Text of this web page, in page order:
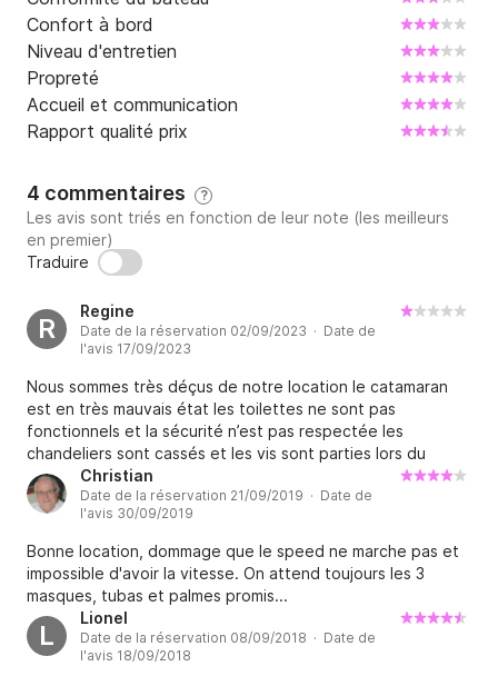
Autres combinaisons de jours : à consulter
Confort à bord
Niveau d'entretien
Propreté
Accueil et communication
Rapport qualité prix
4 commentaires ?
Les avis sont triés en fonction de leur note (les meilleurs
en premier)
Traduire
R
Regine
Date de la réservation 02/09/2023 · Date de
l'avis 17/09/2023
Nous sommes très déçus de notre location le catamaran
est en très mauvais état les toilettes ne sont pas
fonctionnels et la sécurité n’est pas respectée les
chandeliers sont cassés et les vis sont parties lors du
premier jour de navigation incroyable…. Qui plus est notre
caution ne nous a pas été remboursé entièrement sans
aucune explication d’Antonio…. Heureusement nous avons
eu un skipper très professionnel Chabi Nous ne conseillons
pas de naviguer sur ce catamaran lavezzi bon vent
Christian
Date de la réservation 21/09/2019 · Date de
l'avis 30/09/2019
Bonne location, dommage que le speed ne marche pas et
impossible d'avoir la vitesse. On attend toujours les 3
masques, tubas et palmes promis...
L
Lionel
Date de la réservation 08/09/2018 · Date de
l'avis 18/09/2018